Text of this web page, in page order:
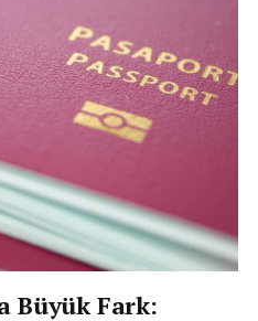
Büyük Fark: